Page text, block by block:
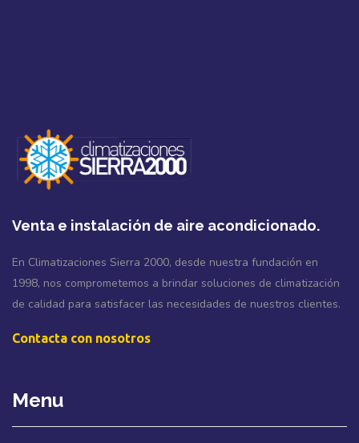
Venta e instalación de aire acondicionado.
En Climatizaciones Sierra 2000, desde nuestra fundación en
1998, nos comprometemos a brindar soluciones de climatización
de calidad para satisfacer las necesidades de nuestros clientes.
Contacta con nosotros
Menu